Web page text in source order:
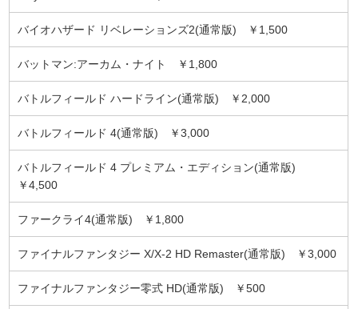
バイオハザード リベレーションズ2(通常版) ￥1,500
バットマン:アーカム・ナイト ￥1,800
バトルフィールド ハードライン(通常版) ￥2,000
バトルフィールド 4(通常版) ￥3,000
バトルフィールド 4 プレミアム・エディション(通常版)
￥4,500
ファークライ4(通常版) ￥1,800
ファイナルファンタジー X/X-2 HD Remaster(通常版) ￥3,000
ファイナルファンタジー零式 HD(通常版) ￥500